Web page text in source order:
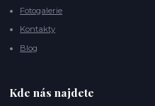
Fotogalerie
Kontakty
Blog
Kde nás najdete